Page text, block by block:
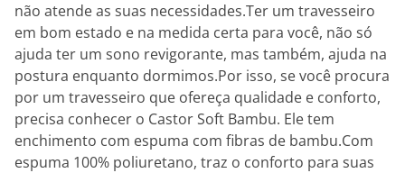
não atende as suas necessidades.Ter um travesseiro
em bom estado e na medida certa para você, não só
ajuda ter um sono revigorante, mas também, ajuda na
postura enquanto dormimos.Por isso, se você procura
por um travesseiro que ofereça qualidade e conforto,
precisa conhecer o Castor Soft Bambu. Ele tem
enchimento com espuma com fibras de bambu.Com
espuma 100% poliuretano, traz o conforto para suas